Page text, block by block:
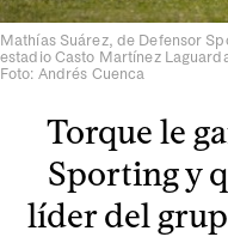
Mathías Suárez, de Defensor
estadio Casto Martínez
Foto: Andrés Cuenca
Torque le
Sporting y
líder del